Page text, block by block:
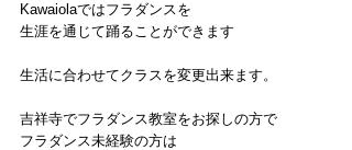
Kawaiolaではフラダンスを
生涯を通じて踊ることができます
生活に合わせてクラスを変更出来ます。
吉祥寺でフラダンス教室をお探しの方で
フラダンス未経験の方は